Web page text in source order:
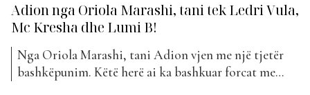
Adion nga Oriola Marashi, tani tek Ledri Vula,
Mc Kresha dhe Lumi B!
Nga Oriola Marashi, tani Adion vjen me një tjetër
bashkëpunim. Këtë herë ai ka bashkuar forcat me